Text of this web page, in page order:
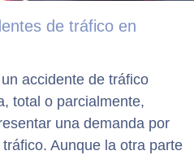
de tráfico en
accidente de tráfico
total o parcialmente,
una demanda por
Aunque la otra parte